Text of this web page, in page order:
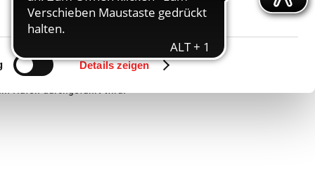
Details zeigen
Hafen durchgeführt wird.